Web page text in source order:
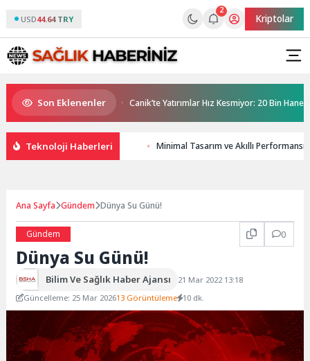
USD44.64 TRY
2
Kriptolar
Son Eklenenler
inşa ediliyor Canik’te Yatırımlar Hız Kesmiyor: 20 Bin Hane Fiber
Teknoloji Haberleri Minimal Tasarım ve Akıllı
Ana Sayfa Gündem Dünya Su Günü!
Gündem 0
Dünya Su Günü!
Bilim Ve Sağlık Haber Ajansı
21 Mar 2022 13:18
Güncelleme: 25 Mar 202613 Görüntüleme 10 dk.